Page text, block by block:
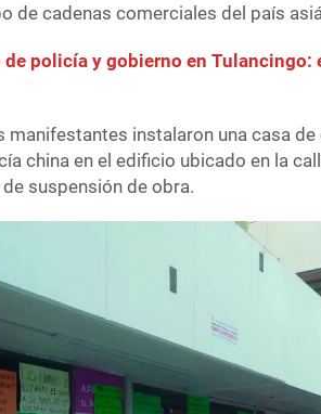
de cadenas comerciales del país
de policía y gobierno en Tulancingo:
manifestantes instalaron una casa
china en el edificio ubicado en la
suspensión de obra.